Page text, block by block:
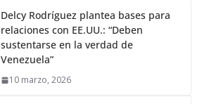
Delcy Rodríguez plantea bases para
relaciones con EE.UU.: “Deben
sustentarse en la verdad de
Venezuela”
10 marzo, 2026